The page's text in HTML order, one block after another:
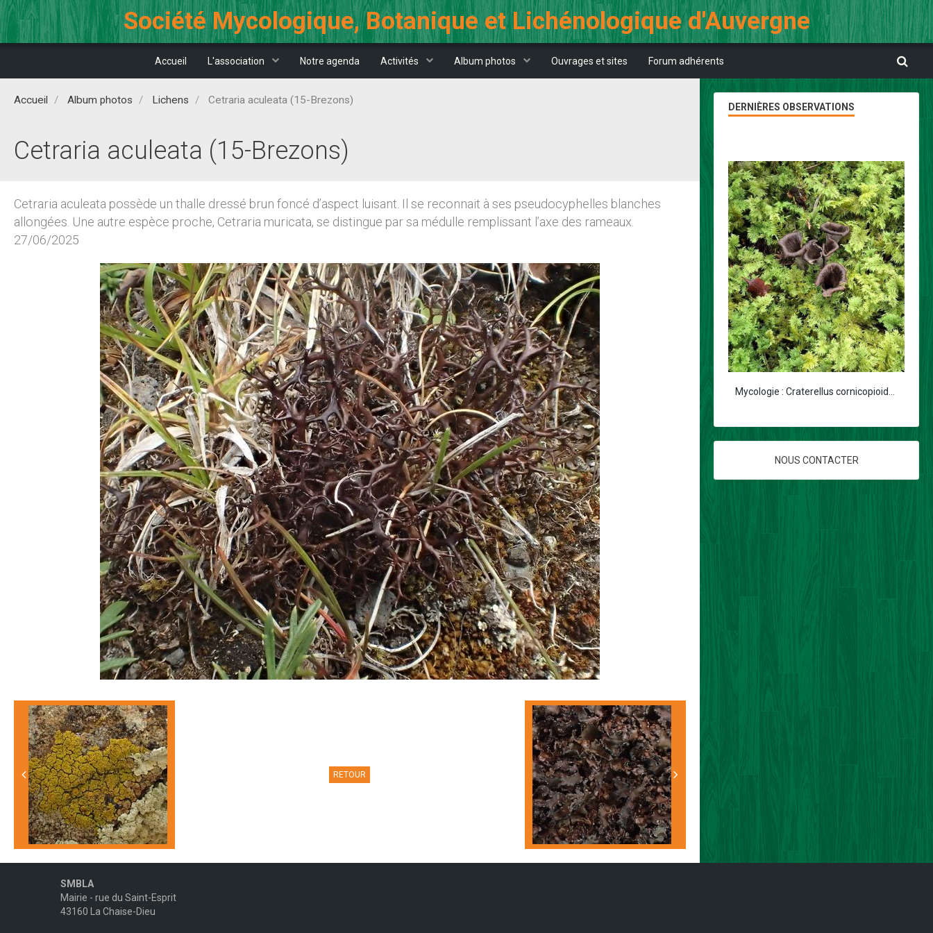
Société Mycologique, Botanique et Lichénologique d'Auvergne
Accueil L'association Notre agenda Activités Album photos Ouvrages et sites Forum adhérents
Accueil Album photos Lichens Cetraria aculeata (15-Brezons)
Cetraria aculeata (15-Brezons)
Cetraria aculeata possède un thalle dressé brun foncé d’aspect luisant. Il se reconnait à ses pseudocyphelles blanches
allongées. Une autre espèce proche, Cetraria muricata, se distingue par sa médulle remplissant l’axe des rameaux.
27/06/2025
RETOUR
DERNIÈRES OBSERVATIONS
NOUS CONTACTER
SMBLA
Mairie - rue du Saint-Esprit
43160 La Chaise-Dieu